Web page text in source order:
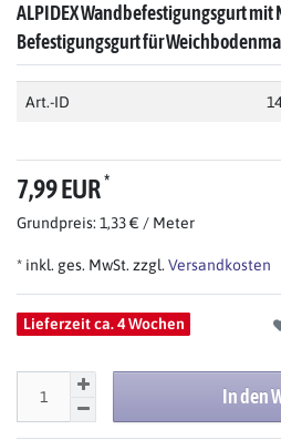
ALPIDEX Wandbefestigungsgurt mit
Befestigungsgurt für
Art.-ID
7,99 EUR*
Grundpreis: 1,33 € / Meter
* inkl. ges. MwSt. zzgl. Versandkosten
Lieferzeit ca. 4 Wochen
In den